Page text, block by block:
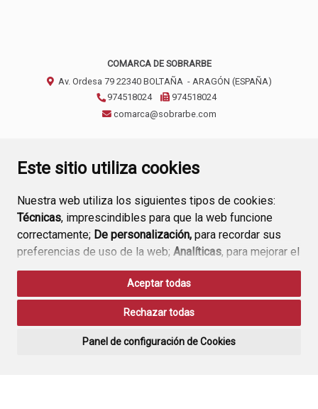
Este sitio utiliza cookies
Nuestra web utiliza los siguientes tipos de cookies:
Técnicas, imprescindibles para que la web funcione
correctamente; De personalización, para recordar sus
preferencias de uso de la web; Analíticas, para mejorar el
funcionamiento de la web y sus servicios.
Si acepta pulsando el botón“Aceptar todas”
consideramos que acepta su uso. Si pulsa el botón
ninguna acción, se guardarán las cookies técnicas
Aceptar todas
Rechazar todas
Panel de configuración de Cookies
COMARCA DE SOBRARBE
Av. Ordesa 79 22340 BOLTAÑA - ARAGÓN (ESPAÑA)
974518024
974518024
comarca@sobrarbe.com